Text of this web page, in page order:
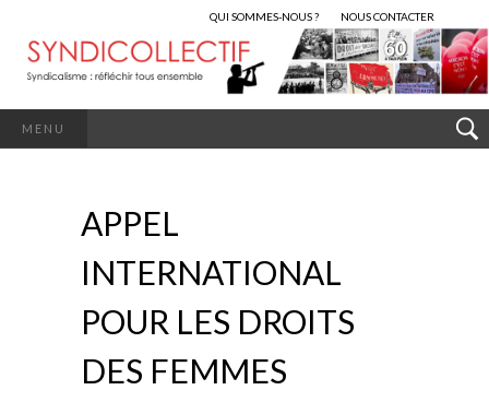
QUI SOMMES-NOUS ? NOUS CONTACTER
MENU
APPEL
INTERNATIONAL
POUR LES DROITS
DES FEMMES